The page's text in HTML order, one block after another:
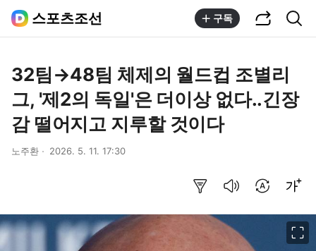
스포츠조선 구독
32팀→48팀 체제의 월드컵 조별리
그, '제2의 독일'은 더이상 없다..긴장
감 떨어지고 지루할 것이다
노주환 2026. 5. 11. 17:30